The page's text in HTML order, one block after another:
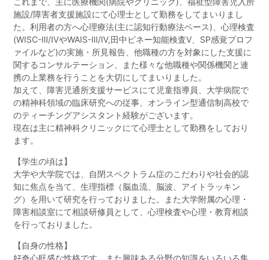
施設/障害者支援施設にて心理士として勤務をしてまいりまし
た。利用者の方へ心理療法(主に認知行動療法ベース)、心理検査
(WISC-Ⅲ/ⅣやWAIS-Ⅲ/Ⅳ,田中ビネー知能検査Ⅴ、SP感覚プロフ
ァイルなど)の実施・所見報告、他職種の方を対象にした支援に
関するコンサルテーション、また様々な他職種や関係機関と連
携の上業務を行うことを大切にしてまいりました。
加えて、障害児通所支援サービスにて児童指導員、大学病院で
の精神科領域の臨床研究への従事、オンライン型通信制高校で
のティーチングアシスタント経験がございます。
現在は主に精神科クリニックにて心理士として勤務をしており
ます。
【学生の頃は】
大学や大学院では、自閉スペクトラム症のこだわりや社会的認
知に焦点を当て、生理指標（脳血流、脳波、アイトラッキン
グ）を用いて研究を行っておりました。また大学附属の心理・
障害相談室にて相談研修員として、心理検査や心理・教育相談
を行っておりました。
【自身の性格】